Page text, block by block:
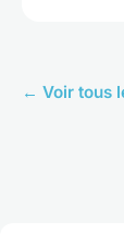
← Voir tous